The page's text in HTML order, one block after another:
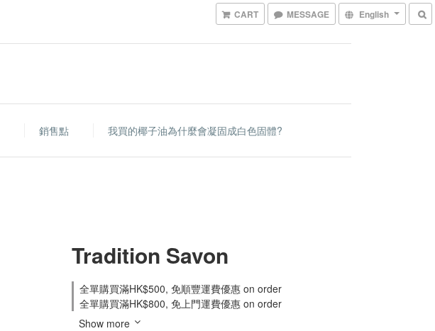
CART MESSAGE English
銷售點 我買的椰子油為什麼會凝固成白色固體?
Tradition Savon
全單購買滿HK$500, 免順豐運費優惠 on order
全單購買滿HK$800, 免上門運費優惠 on order
Show more